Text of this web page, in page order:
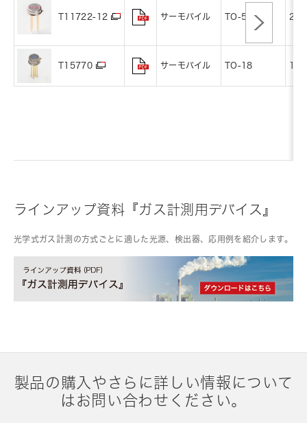
T11722-12 サーモパイル TO-5 2
T15770 サーモパイル TO-18 1
ラインアップ資料『ガス計測用デバイス』
光学式ガス計測の方式ごとに適した光源、検出器、応用例を紹介します。
製品の購入やさらに詳しい情報について
はお問い合わせください。